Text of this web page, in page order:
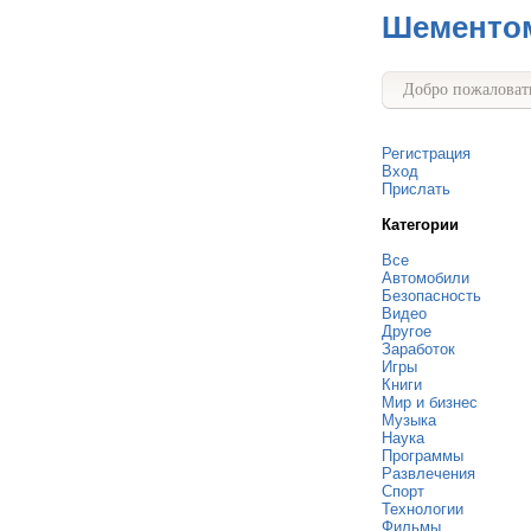
Добро
Регистрация
Вход
Прислать
Категории
Все
Автомобили
Безопасность
Видео
Другое
Заработок
Игры
Книги
Мир и бизнес
Музыка
Наука
Программы
Развлечения
Спорт
Технологии
Фильмы